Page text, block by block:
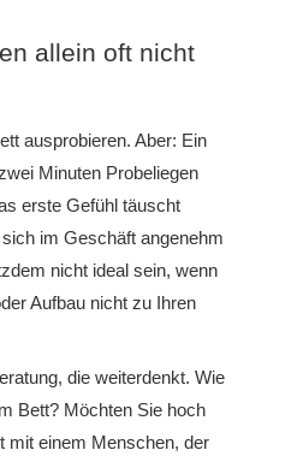
allein oft nicht
ausprobieren. Aber: Ein
Minuten Probeliegen
erste Gefühl täuscht
im Geschäft angenehm
nicht ideal sein, wenn
Aufbau nicht zu Ihren
die weiterdenkt. Wie
Bett? Möchten Sie hoch
mit einem Menschen, der